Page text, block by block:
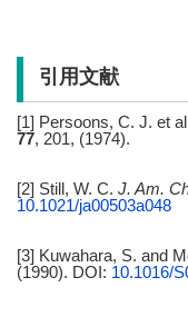
引用文献
[1] Persoons, C. J. et
77, 201, (1974).
[2] Still, W. C. J. Am.
10.1021/ja00503a048
[3] Kuwahara, S. and
(1990). DOI: 10.1016/